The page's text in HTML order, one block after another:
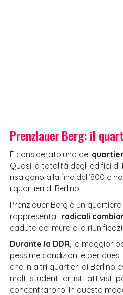
Prenzlauer Berg: il
È considerato uno dei
Quasi la totalità degli edifici di
risalgono alla fine dell’800 e
i quartieri di Berlino.
Prenzlauer Berg è un
rappresenta i radicali
caduta del muro e la
Durante la DDR, la maggior
pessime condizioni e per
che in altri quartieri di Berlino
molti studenti, artisti, attivisti
concentrarono. In questo